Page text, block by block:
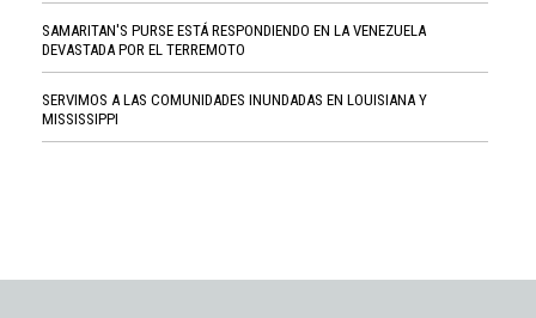
SAMARITAN'S PURSE ESTÁ RESPONDIENDO EN LA VENEZUELA
DEVASTADA POR EL TERREMOTO
SERVIMOS A LAS COMUNIDADES INUNDADAS EN LOUISIANA Y
MISSISSIPPI